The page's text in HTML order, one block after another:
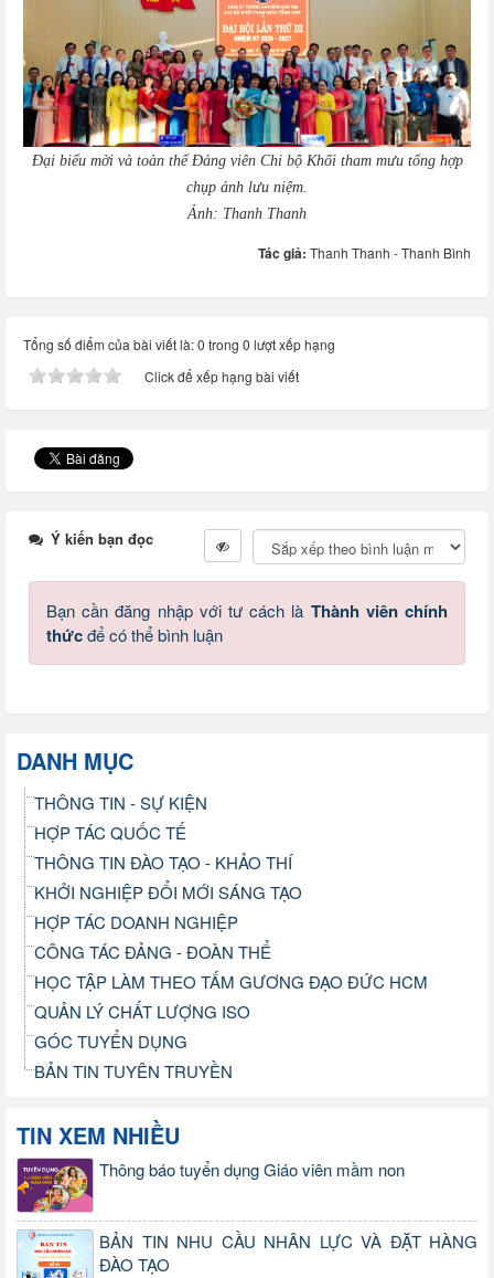
Đại biểu mời và toàn thể Đảng viên Chi bộ Khối tham mưu tổng hợp
chụp ảnh lưu niệm.
Ảnh: Thanh Thanh
Tác giả: Thanh Thanh - Thanh Bình
Tổng số điểm của bài viết là: 0 trong 0 lượt xếp hạng
Click để xếp hạng bài viết
Ý kiến bạn đọc
Bạn cần đăng nhập với tư cách là Thành viên chính
thứcđể có thể bình luận
DANH MỤC
THÔNG TIN - SỰ KIỆN
HỢP TÁC QUỐC TẾ
THÔNG TIN ĐÀO TẠO - KHẢO THÍ
KHỞI NGHIỆP ĐỔI MỚI SÁNG TẠO
HỢP TÁC DOANH NGHIỆP
CÔNG TÁC ĐẢNG - ĐOÀN THỂ
HỌC TẬP LÀM THEO TẤM GƯƠNG ĐẠO ĐỨC HCM
QUẢN LÝ CHẤT LƯỢNG ISO
GÓC TUYỂN DỤNG
BẢN TIN TUYÊN TRUYỀN
TIN XEM NHIỀU
Thông báo tuyển dụng Giáo viên mầm non
BẢN TIN NHU CẦU NHÂN LỰC VÀ ĐẶT HÀNG
ĐÀO TẠO